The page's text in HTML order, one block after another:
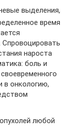
выделения,
время
Спровоцировать
нароста
боль и
в онкологию,
любой